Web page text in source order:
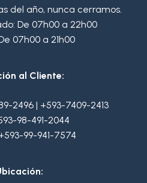
del año, nunca cerramos.
De 07h00 a 22h00
07h00 a 21h00
al Cliente:
2496| +593-7409-2413
98-491-2044
99-941-7574